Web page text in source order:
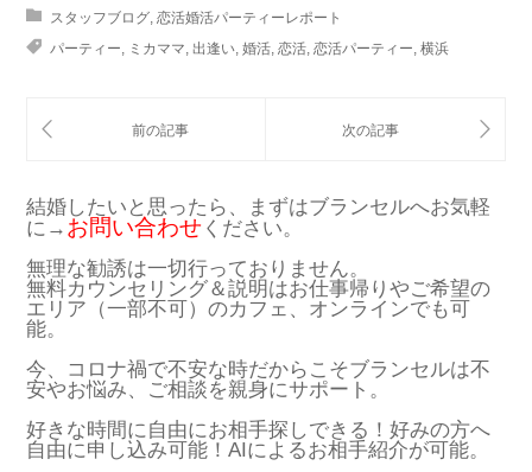
スタッフブログ 恋活婚活パーティーレポート
パーティー
ミカママ 出逢い 婚活 恋活 恋活パーティー 横浜
結婚したいと思ったら、まずはブランセルへお気軽
に→ お問い合わせ ください。
無理な勧誘は一切行っておりません。
無料カウンセリング＆説明はお仕事帰りやご希望の
エリア（一部不可）のカフェ、オンラインでも可
能。
今、コロナ禍で不安な時だからこそブランセルは不
安やお悩み、ご相談を親身にサポート。
好きな時間に自由にお相手探しできる！好みの方へ
自由に申し込み可能！AIによるお相手紹介が可能。